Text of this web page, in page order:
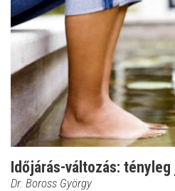
Időjárás-változás:
Dr. Boross György